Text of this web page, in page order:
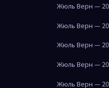
Жюль Верн — 20
Жюль Верн — 20
Жюль Верн — 20
Жюль Верн — 20
Жюль Верн — 20